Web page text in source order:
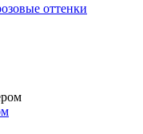
оттенки